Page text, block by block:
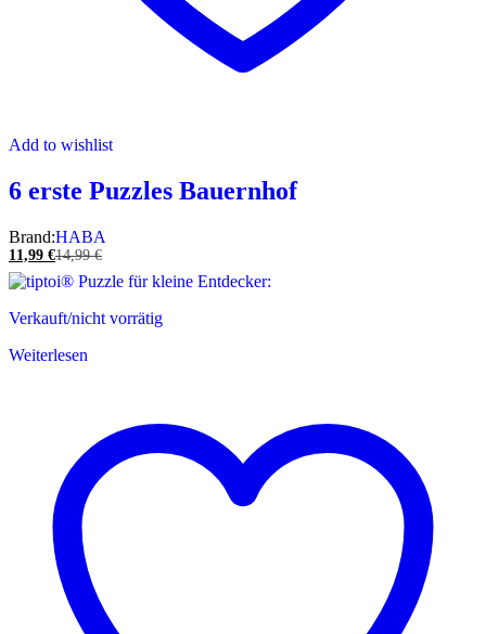
Add to wishlist
6 erste Puzzles Bauernhof
Brand:HABA
11,99 €14,99€
Verkauft/nicht vorrätig
Weiterlesen